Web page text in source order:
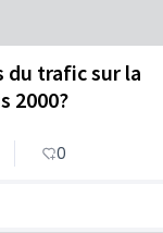
du trafic sur la
2000?
0